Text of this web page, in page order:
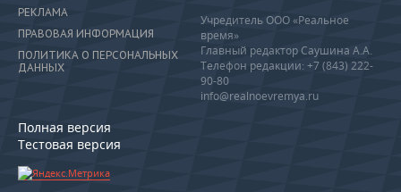
РЕКЛАМА
ПРАВОВАЯ ИНФОРМАЦИЯ
ПОЛИТИКА О ПЕРСОНАЛЬНЫХ
ДАННЫХ
Полная версия
Тестовая версия
Учредитель ООО «Реальное
время»
Главный редактор Саушина А.А.
Телефон редакции: +7 (843) 222-
90-80
info@realnoevremya.ru